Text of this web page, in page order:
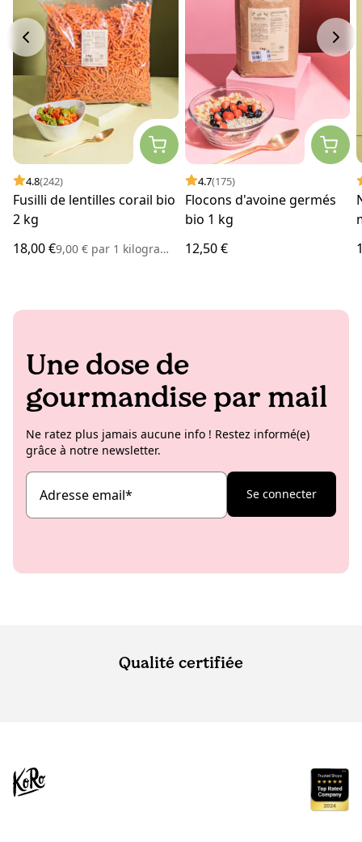
4.8(242)
Fusilli de lentilles corail bio
2 kg
18,00 €9,00 € par 1 kilogramme
4.7(175)
Flocons d'avoine germés
bio 1 kg
12,50 €
Une dose de
gourmandise par mail
Ne ratez plus jamais aucune info ! Restez informé(e)
grâce à notre newsletter.
Adresse email* Se connecter
Qualité certifiée